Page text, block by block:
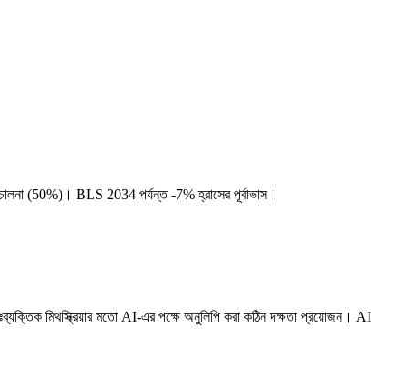
(50%)। BLS 2034 পর্যন্ত -7% হ্রাসের পূর্বাভাস।
মিথস্ক্রিয়ার মতো AI-এর পক্ষে অনুলিপি করা কঠিন দক্ষতা প্রয়োজন। AI